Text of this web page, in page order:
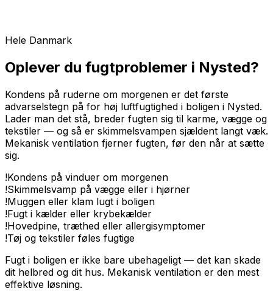
Hele Danmark
Oplever du fugtproblemer i Nysted?
Kondens på ruderne om morgenen er det første
advarselstegn på for høj luftfugtighed i boligen i Nysted.
Lader man det stå, breder fugten sig til karme, vægge og
tekstiler — og så er skimmelsvampen sjældent langt væk.
Mekanisk ventilation fjerner fugten, før den når at sætte
sig.
!Kondens på vinduer om morgenen
!Skimmelsvamp på vægge eller i hjørner
!Muggen eller klam lugt i boligen
!Fugt i kælder eller krybekælder
!Hovedpine, træthed eller allergisymptomer
!Tøj og tekstiler føles fugtige
Fugt i boligen er ikke bare ubehageligt — det kan skade
dit helbred og dit hus. Mekanisk ventilation er den mest
effektive løsning.